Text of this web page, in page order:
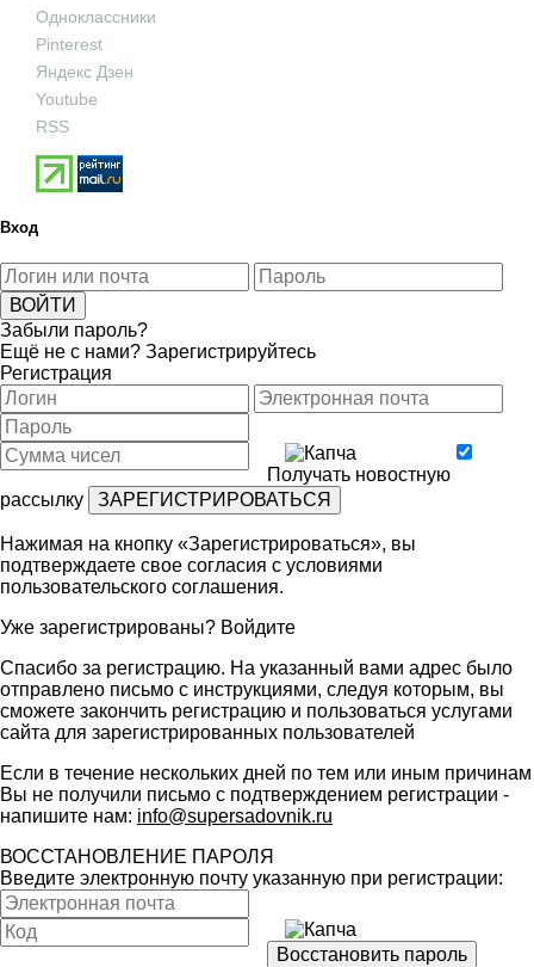
Одноклассники
Pinterest
Яндекс Дзен
Youtube
RSS
Вход
Забыли пароль?
Ещё не с нами? Зарегистрируйтесь
Регистрация
Получать новостную
рассылку
Нажимая на кнопку «Зарегистрироваться», вы
подтверждаете свое согласия с условиями
пользовательского соглашения.
Уже зарегистрированы? Войдите
Спасибо за регистрацию. На указанный вами адрес было
отправлено письмо с инструкциями, следуя которым, вы
сможете закончить регистрацию и пользоваться услугами
сайта для зарегистрированных пользователей
Если в течение нескольких дней по тем или иным причинам
Вы не получили письмо с подтверждением регистрации -
напишите нам: info@supersadovnik.ru
ВОССТАНОВЛЕНИЕ ПАРОЛЯ
Введите электронную почту указанную при регистрации: